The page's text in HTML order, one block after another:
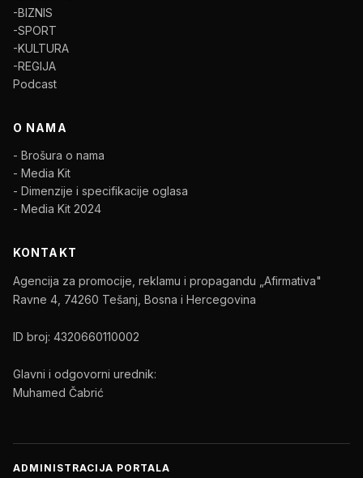
-BIZNIS
-SPORT
-KULTURA
-REGIJA
Podcast
O NAMA
- Brošura o nama
- Media Kit
- Dimenzije i specifikacije oglasa
- Media Kit 2024
KONTAKT
Agencija za promocije, reklamu i propagandu „Afirmativa"
Ravne 4, 74260 Tešanj, Bosna i Hercegovina
ID broj: 4320660110002
Glavni i odgovorni urednik:
Muhamed Čabrić
ADMINISTRACIJA PORTALA